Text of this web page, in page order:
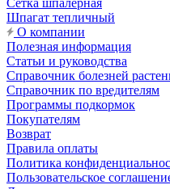
Сетка шпалерная
Шпагат тепличный
О компании
Полезная информация
Статьи и руководства
Справочник болезней
Справочник по вредителям
Программы подкормок
Покупателям
Возврат
Правила оплаты
Политика
Пользовательское